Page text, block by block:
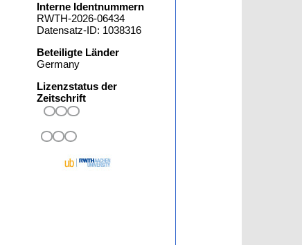
Interne Identnummern
RWTH-2026-06434
Datensatz-ID: 1038316
Beteiligte Länder
Germany
Lizenzstatus der
Zeitschrift